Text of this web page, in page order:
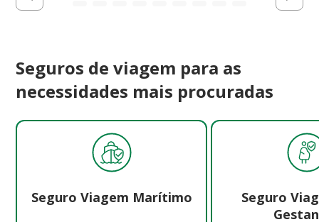
Seguros de viagem para as
necessidades mais procuradas
Seguro Viagem Marítimo
Seguro